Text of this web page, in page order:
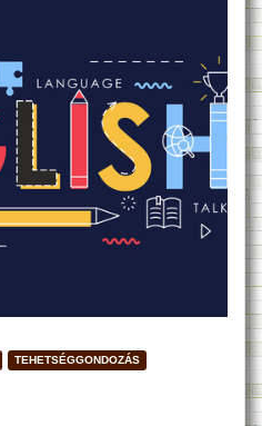
TEHETSÉGGONDOZÁS